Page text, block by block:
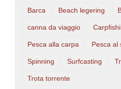
Barca Beach legering
canna da viaggio
Pesca alla carpa Pesca al
Spinning Surfcasting
Trota torrente